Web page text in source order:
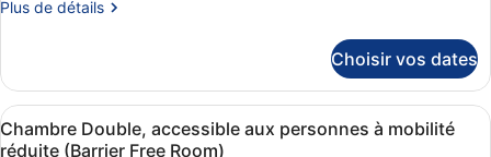
chambre :
Double
ou
avec
Plus de détails
Plus
le
type
de
chambre
Choisir vos dates
Afficher
toutes
Chambre Double, accessible aux
7
Chambre Double, accessible aux personnes à mobilité
réduite (Barrier Free Room)